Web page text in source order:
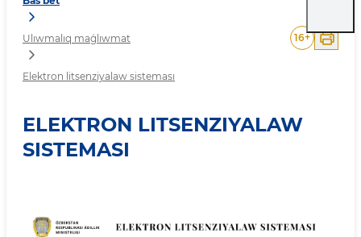
Ulıwmalıq maǵlıwmat
Elektron litsenziyalaw sisteması
16+
ELEKTRON LITSENZIYALAW
SISTEMASI